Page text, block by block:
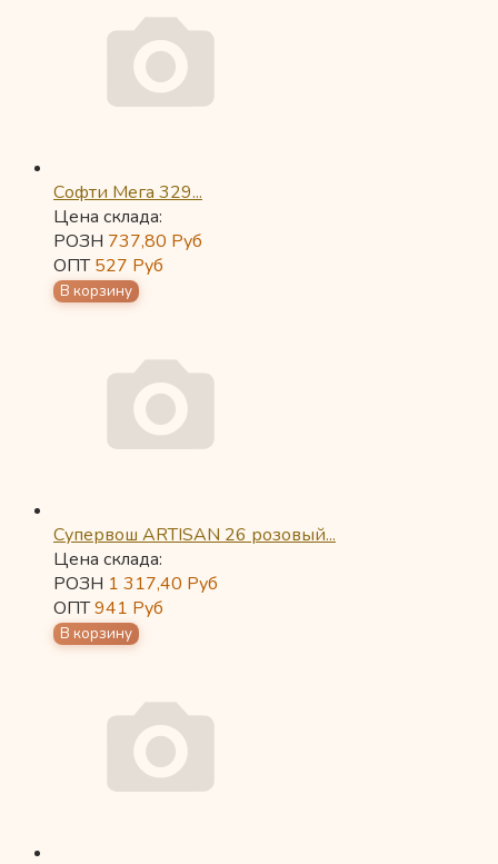
Софти Мега 329...
Цена склада:
РОЗН 737,80 Руб
ОПТ527 Руб
Супервош ARTISAN 26 розовый...
Цена склада:
РОЗН 1 317,40 Руб
ОПТ941 Руб